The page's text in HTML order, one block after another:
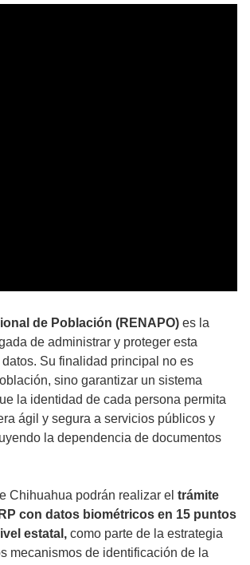
de Población (RENAPO) es la
de administrar y proteger esta
Su finalidad principal no es
sino garantizar un sistema
la identidad de cada persona permita
ágil y segura a servicios públicos y
la dependencia de documentos
Chihuahua podrán realizar el trámite
con datos biométricos en 15 puntos
estatal, como parte de la estrategia
mecanismos de identificación de la